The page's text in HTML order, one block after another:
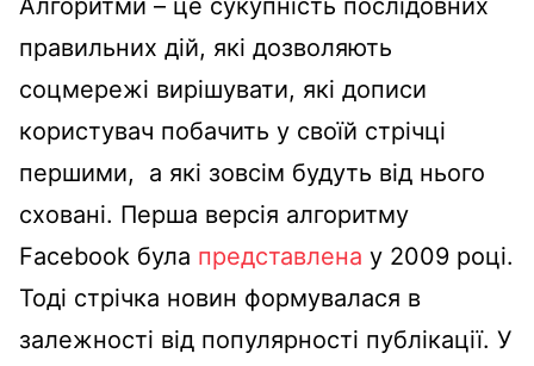
Алгоритми – це сукупність послідовних
правильних дій, які дозволяють
соцмережі вирішувати, які дописи
користувач побачить у своїй стрічці
першими, а які зовсім будуть від нього
сховані. Перша версія алгоритму
Facebook була представлена у 2009 році.
Тоді стрічка новин формувалася в
залежності від популярності публікації. У